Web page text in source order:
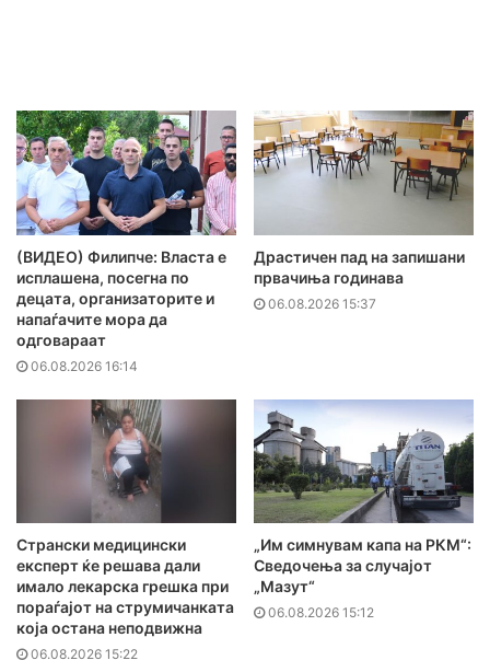
(ВИДЕО) Филипче: Власта е
исплашена, посегна по
децата, организаторите и
напаѓачите мора да
одговараат
06.08.2026 16:14
Драстичен пад на запишани
првачиња годинава
06.08.2026 15:37
Странски медицински
експерт ќе решава дали
имало лекарска грешка при
пораѓајот на струмичанката
која остана неподвижна
06.08.2026 15:22
„Им симнувам капа на РКМ“:
Сведочења за случајот
„Мазут“
06.08.2026 15:12